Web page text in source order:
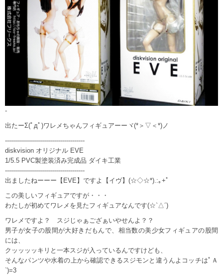
-
出たーΣ(ﾟдﾟ)ワレメちゃんフィギュアーーヾ(*＞▽＜*)ノ
----------------------------------------
diskvision オリジナル EVE
1/5.5 PVC製塗装済み完成品 ダイキ工業
----------------------------------------
出ましたねーーー【EVE】ですよ【イヴ】(☆◇☆*).:｡+ﾟ
この美しいフィギュアですが・・・
わたしが初めてワレメを見たフィギュアなんです(☆`△´)ゞ
ワレメですよ？ スジじゃぁござぁいやせんよ？？
男子が女子の股間が大好きだもんで、相当数の美少女フィギュアの股間
には、
クッッッッキリと一本スジが入っているんですけども、
そんなパンツや水着の上から確認できるスジモンと違うんよコッチはﾟＡ
`)=3